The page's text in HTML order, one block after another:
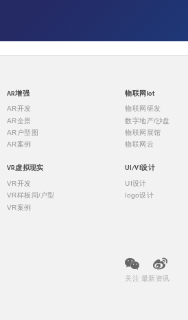
AR增强
AR开发
AR全景
AR户型图
AR案例
VR虚拟现实
VR开发
VR样板间/户型
VR案例
物联网Iot
物联网研发
数字地产/沙盘
物联网展馆
物联网云
UI/VI设计
UI设计
logo设计
关注 最新资讯